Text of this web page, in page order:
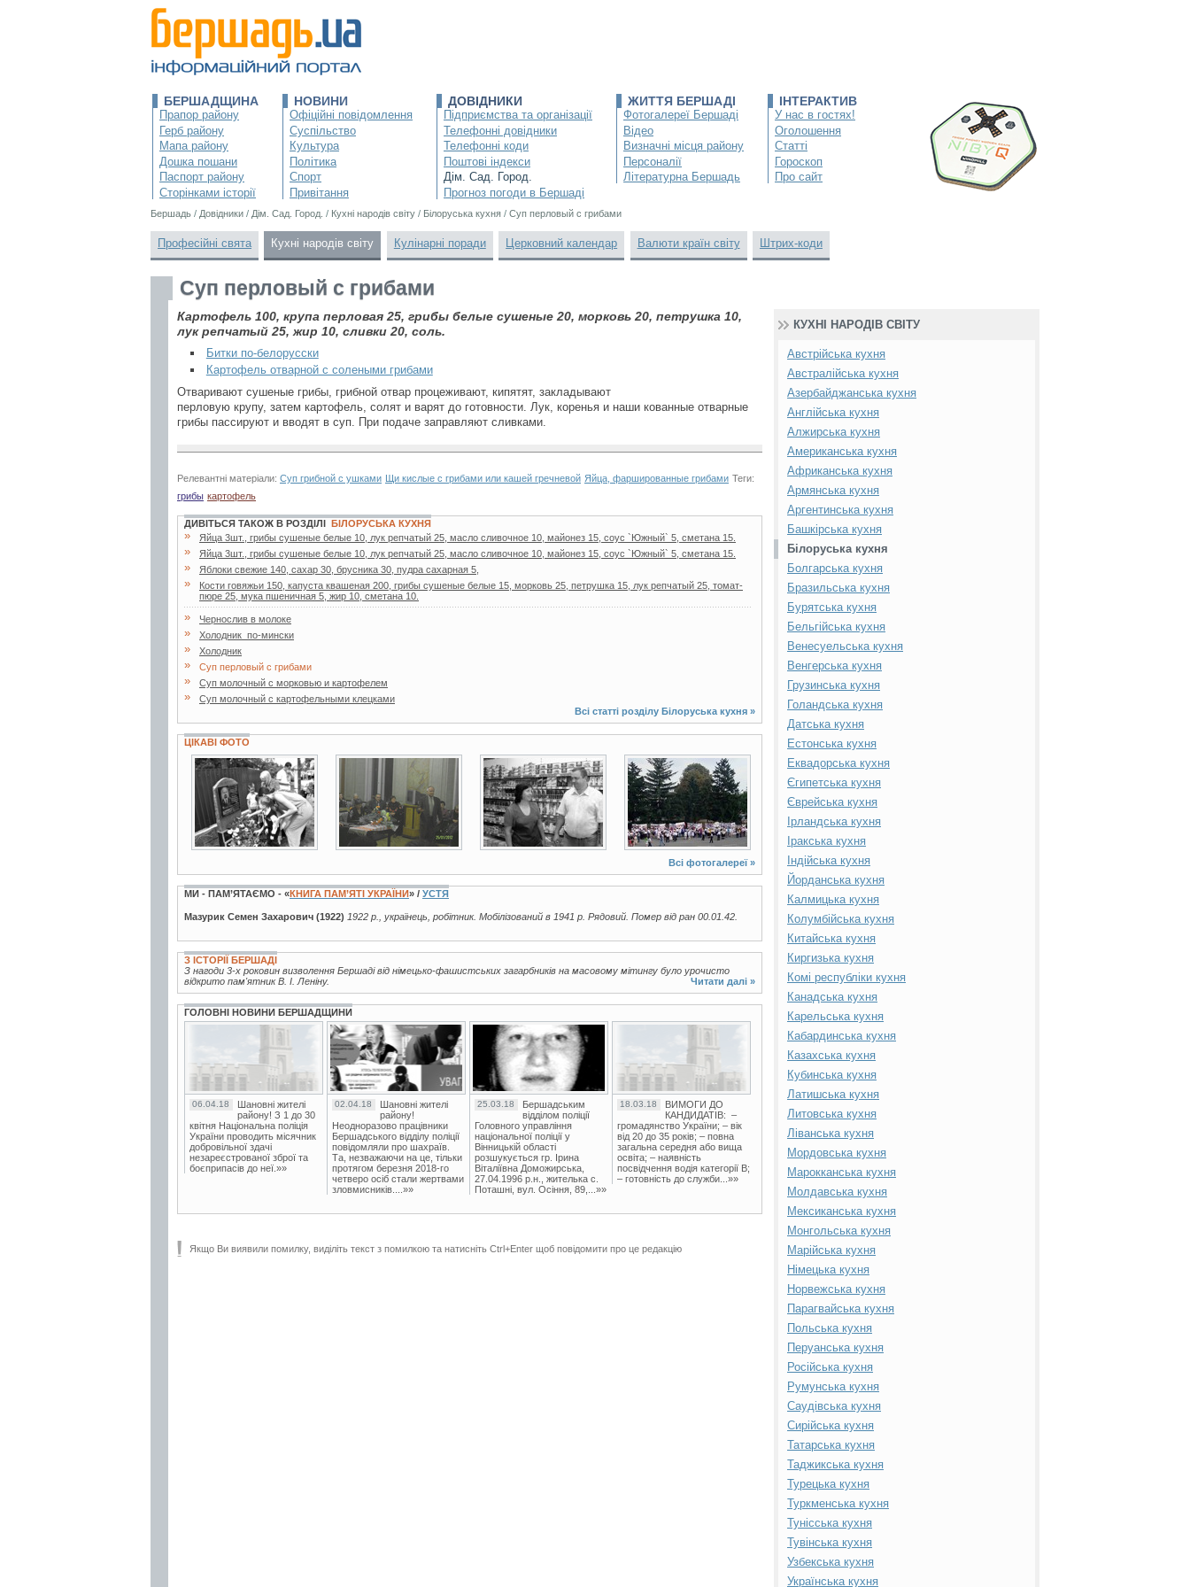
БЕРШАДЩИНА
Прапор району
Герб району
Мапа району
Дошка пошани
Паспорт району
Сторінками історії
НОВИНИ
Офіційні повідомлення
Суспільство
Культура
Політика
Спорт
Привітання
ДОВІДНИКИ
Підприємства та організації
Телефонні довідники
Телефонні коди
Поштові індекси
Дім. Сад. Город.
Прогноз погоди в Бершаді
ЖИТТЯ БЕРШАДІ
Фотогалереї Бершаді
Відео
Визначні місця району
Персоналії
Літературна Бершадь
ІНТЕРАКТИВ
У нас в гостях!
Оголошення
Статті
Гороскоп
Про сайт
Бершадь / Довідники / Дім. Сад. Город. / Кухні народів світу / Білоруська кухня / Суп перловый с грибами
Професійні свята Кухні народів світу Кулінарні поради Церковний календар Валюти країн світу Штрих-коди
Суп перловый с грибами
Картофель 100, крупа перловая 25, грибы белые сушеные 20, морковь 20, петрушка 10,
лук репчатый 25, жир 10, сливки 20, соль.
Битки по-белорусски
Картофель отварной с солеными грибами
Отваривают сушеные грибы, грибной отвар процеживают, кипятят, закладывают
перловую крупу, затем картофель, солят и варят до готовности. Лук, коренья и наши кованные отварные
грибы пассируют и вводят в суп. При подаче заправляют сливками.
Релевантні матеріали: Суп грибной с ушками Щи кислые с грибами или кашей гречневой Яйца, фаршированные грибами Теги:
грибы картофель
ДИВІТЬСЯ ТАКОЖ В РОЗДІЛІ БІЛОРУСЬКА КУХНЯ
» Яйца 3шт., грибы сушеные белые 10, лук репчатый 25, масло сливочное 10, майонез 15, соус `Южный` 5, сметана 15.
» Яйца 3шт., грибы сушеные белые 10, лук репчатый 25, масло сливочное 10, майонез 15, соус `Южный` 5, сметана 15.
» Яблоки свежие 140, сахар 30, брусника 30, пудра сахарная 5,
»
Кости говяжьи 150, капуста квашеная 200, грибы сушеные белые 15, морковь 25, петрушка 15, лук репчатый 25, томат-
пюре 25, мука пшеничная 5, жир 10, сметана 10.
» Чернослив в молоке
» Холодник_по-мински
» Холодник
» Суп перловый с грибами
» Суп молочный с морковью и картофелем
»
Суп молочный с картофельными клецками
Всі статті розділу Білоруська кухня »
ЦІКАВІ ФОТО
2 фото 2 фото 19 фото
Всі фотогалереї »
МИ - ПАМ’ЯТАЄМО - «КНИГА ПАМ’ЯТІ УКРАЇНИ» / УСТЯ
Мазурик Семен Захарович (1922) 1922 р., українець, робітник. Мобілізований в 1941 р. Рядовий. Помер від ран 00.01.42.
З ІСТОРІЇ БЕРШАДІ
З нагоди 3-х роковин визволення Бершаді від німецько-фашистських загарбників на масовому мітингу було урочисто
відкрито пам'ятник В. І. Леніну.
Читати далі »
ГОЛОВНІ НОВИНИ БЕРШАДЩИНИ
06.04.18
Шановні жителі
району! З 1 до 30
квітня Національна поліція
України проводить місячник
добровільної здачі
незареєстрованої зброї та
боєприпасів до неї.»»
02.04.18
Шановні жителі
району!
Неодноразово працівники
Бершадського відділу поліції
повідомляли про шахраїв.
Та, незважаючи на це, тільки
протягом березня 2018-го
четверо осіб стали жертвами
зловмисників....»»
25.03.18
Бершадським
відділом поліції
Головного управління
національної поліції у
Вінницькій області
розшукується гр. Ірина
Віталіївна Доможирська,
27.04.1996 р.н., жителька с.
Поташні, вул. Осіння, 89,...»»
18.03.18
ВИМОГИ ДО
КАНДИДАТІВ: –
громадянство України; – вік
від 20 до 35 років; – повна
загальна середня або вища
освіта; – наявність
посвідчення водія категорії В;
– готовність до служби...»»
Якщо Ви виявили помилку, виділіть текст з помилкою та натисніть Ctrl+Enter щоб повідомити про це редакцію
КУХНІ НАРОДІВ СВІТУ
Австрійська кухня
Австралійська кухня
Азербайджанська кухня
Англійська кухня
Алжирська кухня
Американська кухня
Африканська кухня
Армянська кухня
Аргентинська кухня
Башкірська кухня
Білоруська кухня
Болгарська кухня
Бразильська кухня
Бурятська кухня
Бельгійська кухня
Венесуельська кухня
Венгерська кухня
Грузинська кухня
Голандська кухня
Датська кухня
Естонська кухня
Еквадорська кухня
Єгипетська кухня
Єврейська кухня
Ірландська кухня
Іракська кухня
Індійська кухня
Йорданська кухня
Калмицька кухня
Колумбійська кухня
Китайська кухня
Киргизька кухня
Комі республіки кухня
Канадська кухня
Карельська кухня
Кабардинська кухня
Казахська кухня
Кубинська кухня
Латишська кухня
Литовська кухня
Ліванська кухня
Мордовська кухня
Марокканська кухня
Молдавська кухня
Мексиканська кухня
Монгольська кухня
Марійська кухня
Німецька кухня
Норвежська кухня
Парагвайська кухня
Польська кухня
Перуанська кухня
Російська кухня
Румунська кухня
Саудівська кухня
Сирійська кухня
Татарська кухня
Таджикська кухня
Турецька кухня
Туркменська кухня
Тунісська кухня
Тувінська кухня
Узбекська кухня
Українська кухня